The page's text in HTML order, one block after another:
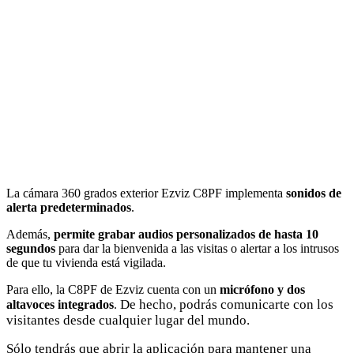
La cámara 360 grados exterior Ezviz C8PF implementa sonidos de
alerta predeterminados.
Además, permite grabar audios personalizados de hasta 10
segundos para dar la bienvenida a las visitas o alertar a los intrusos
de que tu vivienda está vigilada.
Para ello, la C8PF de Ezviz cuenta con un micrófono y dos
altavoces integrados. De hecho, podrás comunicarte con los
visitantes desde cualquier lugar del mundo.
Sólo tendrás que abrir la aplicación para mantener una